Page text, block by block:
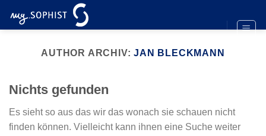
Inhalt
AUTHOR ARCHIV:JAN BLECKMANN
Nichts gefunden
Es sieht so aus das wir das wonach sie schauen nicht
finden können. Vielleicht kann ihnen eine Suche weiter